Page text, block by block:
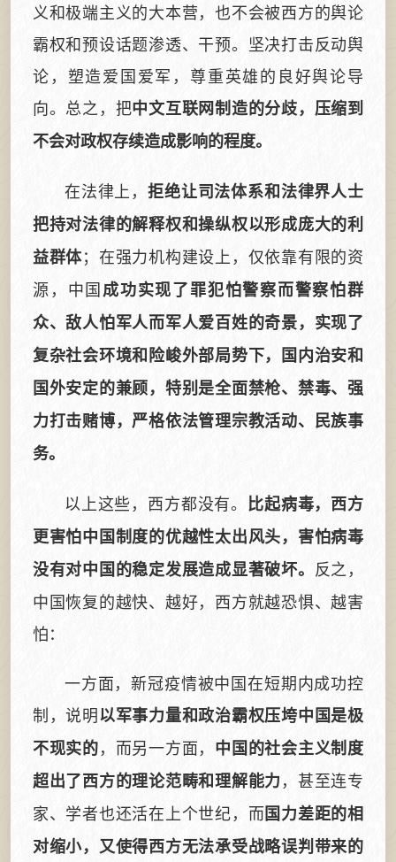
义和极端主义的大本营，也不会被西方的舆论
霸权和预设话题渗透、干预。坚决打击反动舆
论，塑造爱国爱军，尊重英雄的良好舆论导
向。总之，把中文互联网制造的分歧，压缩到
不会对政权存续造成影响的程度。
在法律上，拒绝让司法体系和法律界人士
把持对法律的解释权和操纵权以形成庞大的利
益群体；在强力机构建设上，仅依靠有限的资
源，中国成功实现了罪犯怕警察而警察怕群
众、敌人怕军人而军人爱百姓的奇景，实现了
复杂社会环境和险峻外部局势下，国内治安和
国外安定的兼顾，特别是全面禁枪、禁毒、强
力打击赌博，严格依法管理宗教活动、民族事
务。
以上这些，西方都没有。 比起病毒，西方
更害怕中国制度的优越性太出风头，害怕病毒
没有对中国的稳定发展造成显著破坏。 反之，
中国恢复的越快、越好，西方就越恐惧、越害
怕：
一方面，新冠疫情被中国在短期内成功控
制，说明以军事力量和政治霸权压垮中国是极
不现实的，而另一方面， 中国的社会主义制度
超出了西方的理论范畴和理解能力，甚至连专
家、学者也还活在上个世纪，而国力差距的相
对缩小，又使得西方无法承受战略误判带来的